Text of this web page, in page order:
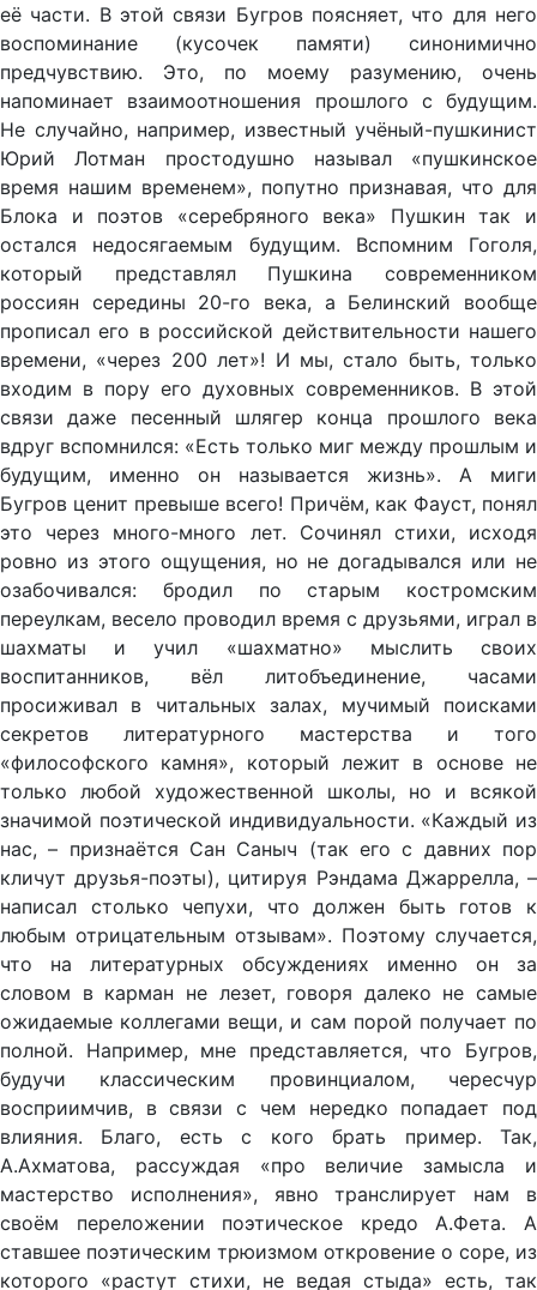
её части. В этой связи Бугров поясняет, что для него
воспоминание (кусочек памяти) синонимично
предчувствию. Это, по моему разумению, очень
напоминает взаимоотношения прошлого с будущим.
Не случайно, например, известный учёный-пушкинист
Юрий Лотман простодушно называл «пушкинское
время нашим временем», попутно признавая, что для
Блока и поэтов «серебряного века» Пушкин так и
остался недосягаемым будущим. Вспомним Гоголя,
который представлял Пушкина современником
россиян середины 20-го века, а Белинский вообще
прописал его в российской действительности нашего
времени, «через 200 лет»! И мы, стало быть, только
входим в пору его духовных современников. В этой
связи даже песенный шлягер конца прошлого века
вдруг вспомнился: «Есть только миг между прошлым и
будущим, именно он называется жизнь». А миги
Бугров ценит превыше всего! Причём, как Фауст, понял
это через много-много лет. Сочинял стихи, исходя
ровно из этого ощущения, но не догадывался или не
озабочивался: бродил по старым костромским
переулкам, весело проводил время с друзьями, играл в
шахматы и учил «шахматно» мыслить своих
воспитанников, вёл литобъединение, часами
просиживал в читальных залах, мучимый поисками
секретов литературного мастерства и того
«философского камня», который лежит в основе не
только любой художественной школы, но и всякой
значимой поэтической индивидуальности. «Каждый из
нас, – признаётся Сан Саныч (так его с давних пор
кличут друзья-поэты), цитируя Рэндама Джаррелла, –
написал столько чепухи, что должен быть готов к
любым отрицательным отзывам». Поэтому случается,
что на литературных обсуждениях именно он за
словом в карман не лезет, говоря далеко не самые
ожидаемые коллегами вещи, и сам порой получает по
полной. Например, мне представляется, что Бугров,
будучи классическим провинциалом, чересчур
восприимчив, в связи с чем нередко попадает под
влияния. Благо, есть с кого брать пример. Так,
А.Ахматова, рассуждая «про величие замысла и
мастерство исполнения», явно транслирует нам в
своём переложении поэтическое кредо А.Фета. А
ставшее поэтическим трюизмом откровение о соре, из
которого «растут стихи, не ведая стыда» есть, так